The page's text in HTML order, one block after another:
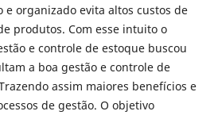
e organizado evita altos custos de
produtos. Com esse intuito o
e controle de estoque buscou
a boa gestão e controle de
assim maiores benefícios e
de gestão. O objetivo